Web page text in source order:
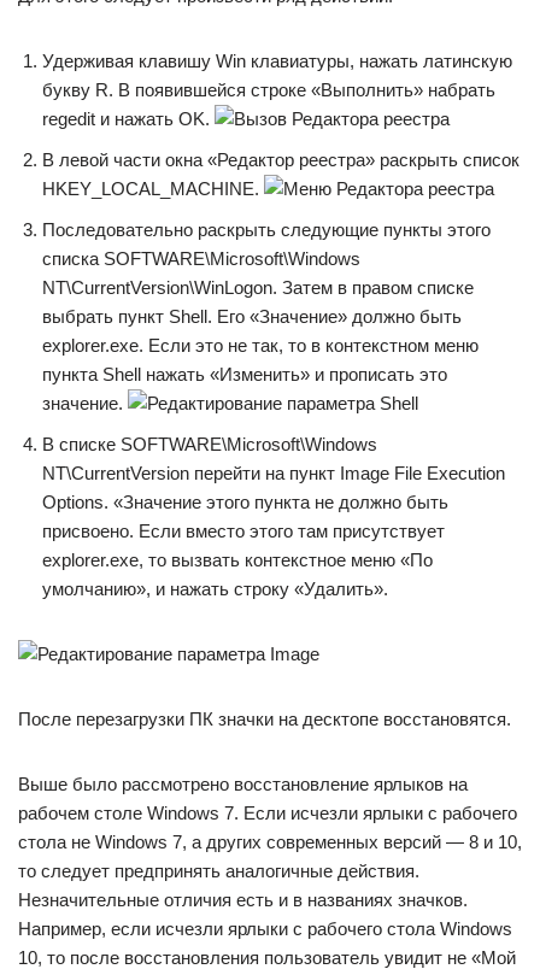
Удерживая клавишу Win клавиатуры, нажать латинскую
букву R. В появившейся строке «Выполнить» набрать
regedit и нажать OK.
В левой части окна «Редактор реестра» раскрыть список
HKEY_LOCAL_MACHINE.
Последовательно раскрыть следующие пункты этого
списка SOFTWARE\Microsoft\Windows
NT\CurrentVersion\WinLogon. Затем в правом списке
выбрать пункт Shell. Его «Значение» должно быть
explorer.exe. Если это не так, то в контекстном меню
пункта Shell нажать «Изменить» и прописать это
значение.
В списке SOFTWARE\Microsoft\Windows
NT\CurrentVersion перейти на пункт Image File Execution
Options. «Значение этого пункта не должно быть
присвоено. Если вместо этого там присутствует
explorer.exe, то вызвать контекстное меню «По
умолчанию», и нажать строку «Удалить».
После перезагрузки ПК значки на десктопе восстановятся.
Выше было рассмотрено восстановление ярлыков на
рабочем столе Windows 7. Если исчезли ярлыки с рабочего
стола не Windows 7, а других современных версий — 8 и 10,
то следует предпринять аналогичные действия.
Незначительные отличия есть и в названиях значков.
Например, если исчезли ярлыки с рабочего стола Windows
10, то после восстановления пользователь увидит не «Мой